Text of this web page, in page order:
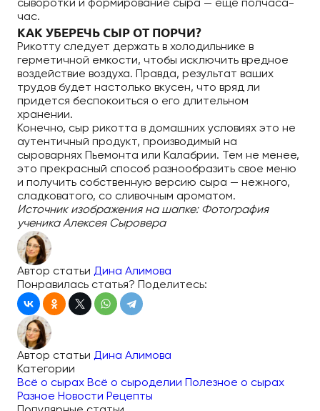
сыворотки и формирование сыра — еще полчаса-
час.
КАК УБЕРЕЧЬ СЫР ОТ ПОРЧИ?
Рикотту следует держать в холодильнике в
герметичной емкости, чтобы исключить вредное
воздействие воздуха. Правда, результат ваших
трудов будет настолько вкусен, что вряд ли
придется беспокоиться о его длительном
хранении.
Конечно, сыр рикотта в домашних условиях это не
аутентичный продукт, производимый на
сыроварнях Пьемонта или Калабрии. Тем не менее,
это прекрасный способ разнообразить свое меню
и получить собственную версию сыра — нежного,
сладковатого, со сливочным ароматом.
Источник изображения на шапке: Фотография
ученика Алексея Сыровера
Автор статьи Дина Алимова
Понравилась статья? Поделитесь:
Автор статьи Дина Алимова
Категории
Всё о сырах Всё о сыроделии
Полезное о сырах
Разное Новости Рецепты